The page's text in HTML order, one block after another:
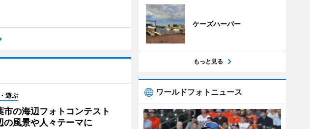
遊ぶ
市の海辺フォトコンテスト
の風景や人々テーマに
ケーズハーバー
もっと見る
ワールドフォトニュース